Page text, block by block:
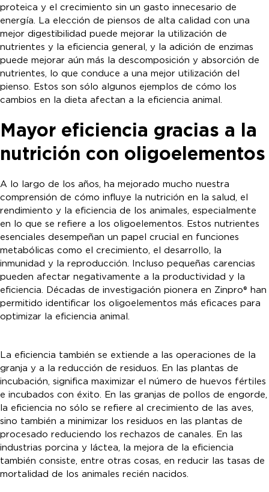
proteica y el crecimiento sin un gasto innecesario de
energía. La elección de piensos de alta calidad con una
mejor digestibilidad puede mejorar la utilización de
nutrientes y la eficiencia general, y la adición de enzimas
puede mejorar aún más la descomposición y absorción de
nutrientes, lo que conduce a una mejor utilización del
pienso. Estos son sólo algunos ejemplos de cómo los
cambios en la dieta afectan a la eficiencia animal.
Mayor eficiencia gracias a la
nutrición con oligoelementos
A lo largo de los años, ha mejorado mucho nuestra
comprensión de cómo influye la nutrición en la salud, el
rendimiento y la eficiencia de los animales, especialmente
en lo que se refiere a los oligoelementos. Estos nutrientes
esenciales desempeñan un papel crucial en funciones
metabólicas como el crecimiento, el desarrollo, la
inmunidad y la reproducción. Incluso pequeñas carencias
pueden afectar negativamente a la productividad y la
eficiencia. Décadas de investigación pionera en Zinpro® han
permitido identificar los oligoelementos más eficaces para
optimizar la eficiencia animal.
La eficiencia también se extiende a las operaciones de la
granja y a la reducción de residuos. En las plantas de
incubación, significa maximizar el número de huevos fértiles
e incubados con éxito. En las granjas de pollos de engorde,
la eficiencia no sólo se refiere al crecimiento de las aves,
sino también a minimizar los residuos en las plantas de
procesado reduciendo los rechazos de canales. En las
industrias porcina y láctea, la mejora de la eficiencia
también consiste, entre otras cosas, en reducir las tasas de
mortalidad de los animales recién nacidos.